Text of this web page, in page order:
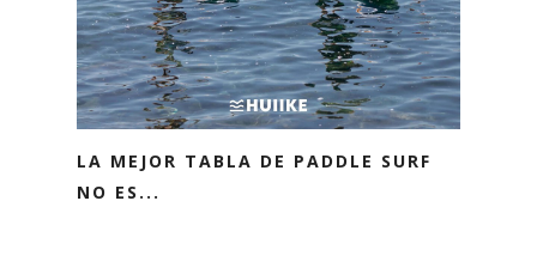
LA MEJOR TABLA DE PADDLE SURF
NO ES...